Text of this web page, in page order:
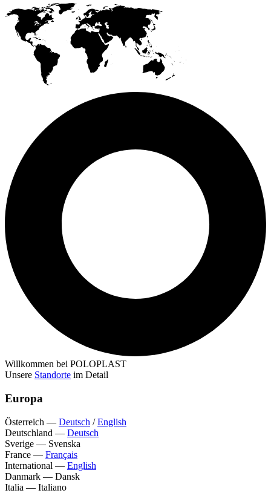
Willkommen bei POLOPLAST
Unsere Standorte im Detail
Europa
Österreich — Deutsch /English
Deutschland — Deutsch
Sverige — Svenska
France — Français
International — English
Danmark — Dansk
Italia — Italiano